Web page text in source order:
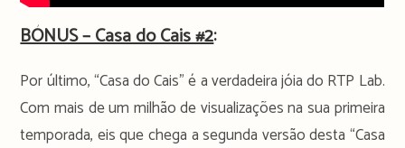
BÓNUS – Casa do Cais #2:
Por último, “Casa do Cais” é a verdadeira jóia do RTP Lab.
Com mais de um milhão de visualizações na sua primeira
temporada, eis que chega a segunda versão desta “Casa